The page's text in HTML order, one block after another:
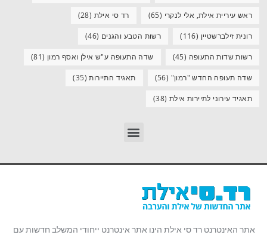
ראש עיריית אילת, אלי לנקרי (65) רד סי אילת (28)
רונית זילברשטיין (116) רשות הטבע והגנים (46)
רשות שדות התעופה (45) שדה התעופה ע"ש אילן ואסף רמון (81)
שדה תעופה החדש "רמון" (56) תאגיד התיירות(35)
תאגיד עירוני לתיירות אילת (38)
אתר האינטרנט רד סי אילת הינו אתר אינטרנט ייחודי המשלב חדשות עם